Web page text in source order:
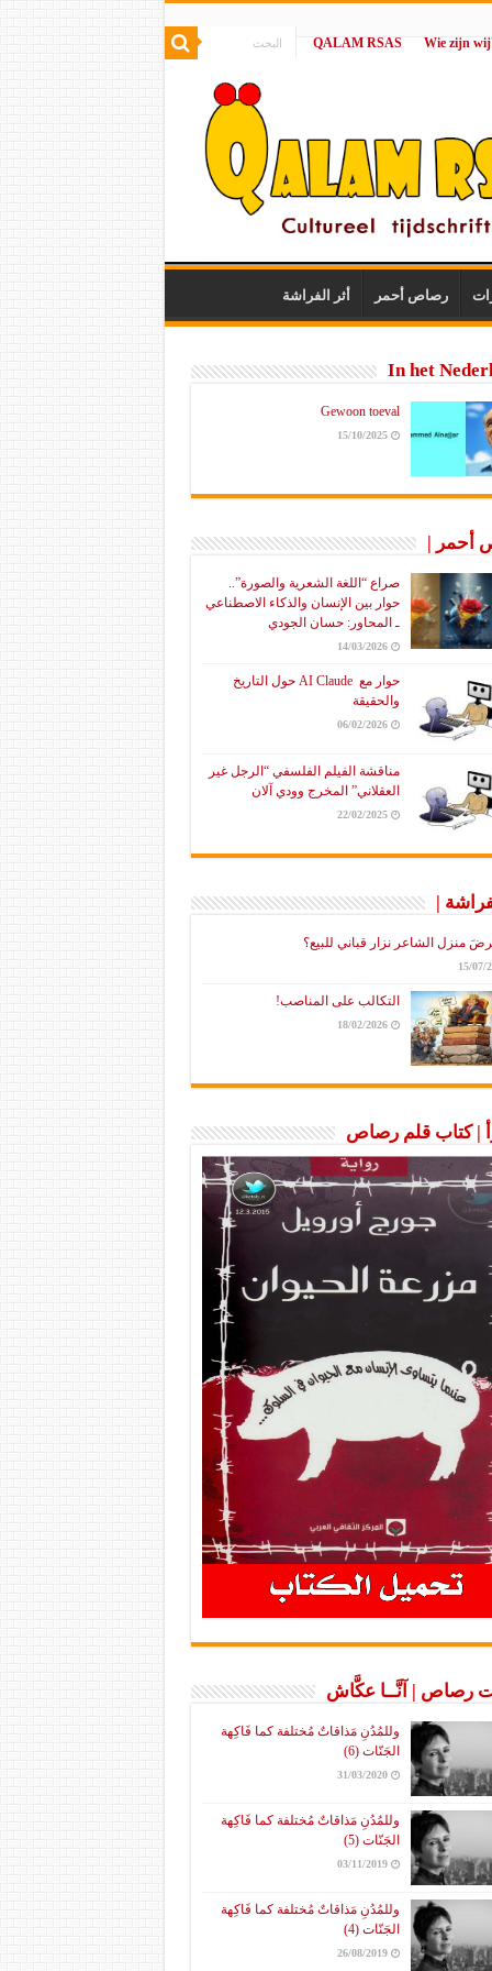
|
QALAM RSAS
رصاص أحمر أثر الفراشة
In het
Gewoon toeval
15/10/2025
أحمر |
صراع “اللغة الشعرية والصورة”..
حوار بين الإنسان والذكاء الاصطناعي
ـ المحاور: حسان الجودي
14/03/2026
حوار مع AI Claude حول التاريخ
والحقيقة
06/02/2026
مناقشة الفيلم الفلسفي “الرجل غير
العقلاني” المخرج وودي آلان
22/02/2025
|
منزل الشاعر نزار قباني للبيع؟
15/07/
التكالب على المناصب!
18/02/2026
| كتاب قلم رصاص
رصاص | آنَّــا عكَّاش
وللمُدُنِ مَذاقاتٌ مُختلفة كما فَاكِهة
الجَنّات (6)
31/03/2020
وللمُدُنِ مَذاقاتٌ مُختلفة كما فَاكِهة
الجَنّات (5)
03/11/2019
وللمُدُنِ مَذاقاتٌ مُختلفة كما فَاكِهة
الجَنّات (4)
26/08/2019